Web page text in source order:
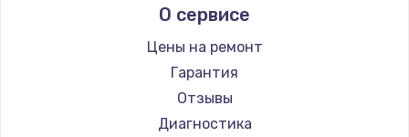
Barco
Xgimi
Canon
JVC
Casio
О сервисе
Цены на ремонт
Гарантия
Отзывы
Диагностика